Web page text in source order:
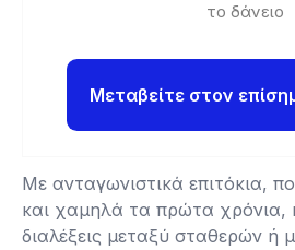
το δάνειο
Μεταβείτε στον
Με ανταγωνιστικά επιτόκια,
και χαμηλά τα πρώτα χρόνια,
διαλέξεις μεταξύ σταθερών ή